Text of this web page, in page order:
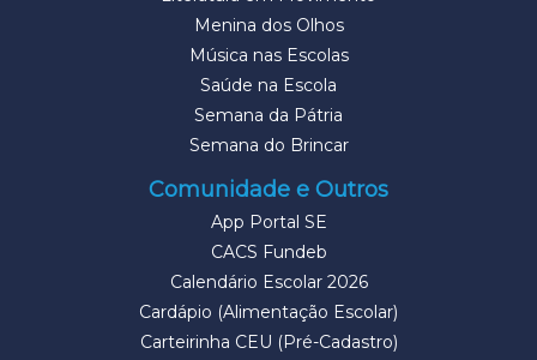
Menina dos Olhos
Música nas Escolas
Saúde na Escola
Semana da Pátria
Semana do Brincar
Comunidade e Outros
App Portal SE
CACS Fundeb
Calendário Escolar 2026
Cardápio (Alimentação Escolar)
Carteirinha CEU (Pré-Cadastro)